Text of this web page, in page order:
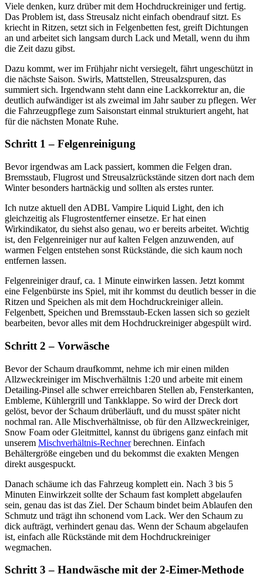
Viele denken, kurz drüber mit dem Hochdruckreiniger und fertig.
Das Problem ist, dass Streusalz nicht einfach obendrauf sitzt. Es
kriecht in Ritzen, setzt sich in Felgenbetten fest, greift Dichtungen
an und arbeitet sich langsam durch Lack und Metall, wenn du ihm
die Zeit dazu gibst.
Dazu kommt, wer im Frühjahr nicht versiegelt, fährt ungeschützt in
die nächste Saison. Swirls, Mattstellen, Streusalzspuren, das
summiert sich. Irgendwann steht dann eine Lackkorrektur an, die
deutlich aufwändiger ist als zweimal im Jahr sauber zu pflegen. Wer
die Fahrzeugpflege zum Saisonstart einmal strukturiert angeht, hat
für die nächsten Monate Ruhe.
Schritt 1 – Felgenreinigung
Bevor irgendwas am Lack passiert, kommen die Felgen dran.
Bremsstaub, Flugrost und Streusalzrückstände sitzen dort nach dem
Winter besonders hartnäckig und sollten als erstes runter.
Ich nutze aktuell den ADBL Vampire Liquid Light, den ich
gleichzeitig als Flugrostentferner einsetze. Er hat einen
Wirkindikator, du siehst also genau, wo er bereits arbeitet. Wichtig
ist, den Felgenreiniger nur auf kalten Felgen anzuwenden, auf
warmen Felgen entstehen sonst Rückstände, die sich kaum noch
entfernen lassen.
Felgenreiniger drauf, ca. 1 Minute einwirken lassen. Jetzt kommt
eine Felgenbürste ins Spiel, mit ihr kommst du deutlich besser in die
Ritzen und Speichen als mit dem Hochdruckreiniger allein.
Felgenbett, Speichen und Bremsstaub-Ecken lassen sich so gezielt
bearbeiten, bevor alles mit dem Hochdruckreiniger abgespült wird.
Schritt 2 – Vorwäsche
Bevor der Schaum draufkommt, nehme ich mir einen milden
Allzweckreiniger im Mischverhältnis 1:20 und arbeite mit einem
Detailing-Pinsel alle schwer erreichbaren Stellen ab, Fensterkanten,
Embleme, Kühlergrill und Tankklappe. So wird der Dreck dort
gelöst, bevor der Schaum drüberläuft, und du musst später nicht
nochmal ran. Alle Mischverhältnisse, ob für den Allzweckreiniger,
Snow Foam oder Gleitmittel, kannst du übrigens ganz einfach mit
unserem Mischverhältnis-Rechnerberechnen. Einfach
Behältergröße eingeben und du bekommst die exakten Mengen
direkt ausgespuckt.
Danach schäume ich das Fahrzeug komplett ein. Nach 3 bis 5
Minuten Einwirkzeit sollte der Schaum fast komplett abgelaufen
sein, genau das ist das Ziel. Der Schaum bindet beim Ablaufen den
Schmutz und trägt ihn schonend vom Lack. Wer den Schaum zu
dick aufträgt, verhindert genau das. Wenn der Schaum abgelaufen
ist, einfach alle Rückstände mit dem Hochdruckreiniger
wegmachen.
Schritt 3 – Handwäsche mit der 2-Eimer-Methode